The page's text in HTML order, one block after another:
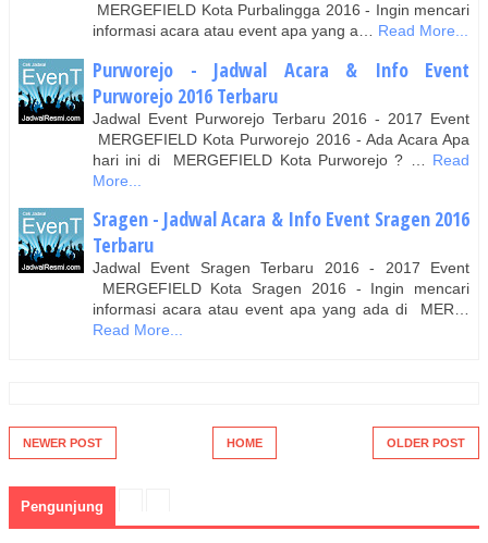
MERGEFIELD Kota Purbalingga 2016 - Ingin mencari
informasi acara atau event apa yang a… Read More...
Purworejo - Jadwal Acara & Info Event
Purworejo 2016 Terbaru
Jadwal Event Purworejo Terbaru 2016 - 2017 Event
MERGEFIELD Kota Purworejo 2016 - Ada Acara Apa
hari ini di MERGEFIELD Kota Purworejo ? …
Read
More...
Sragen - Jadwal Acara & Info Event Sragen 2016
Terbaru
Jadwal Event Sragen Terbaru 2016 - 2017 Event
MERGEFIELD Kota Sragen 2016 - Ingin mencari
informasi acara atau event apa yang ada di MER…
Read More...
NEWER POST OLDER POST
HOME
Pengunjung